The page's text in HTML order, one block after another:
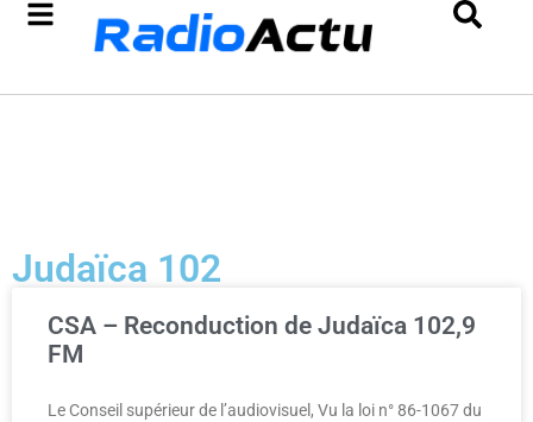
Judaïca 102
CSA – Reconduction de Judaïca 102,9
FM
Le Conseil supérieur de l’audiovisuel, Vu la loi n° 86-1067 du